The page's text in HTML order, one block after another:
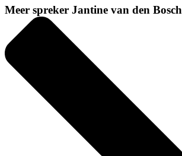
Meer spreker Jantine van den Bosch